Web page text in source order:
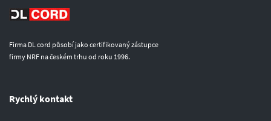
Firma DL cord působí jako certifikovaný zástupce
firmy NRF na českém trhu od roku 1996.
Rychlý kontakt